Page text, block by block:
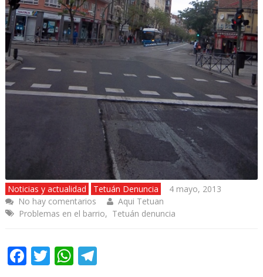
Noticias y actualidad Tetuán Denuncia
4 mayo, 2013
No hay comentarios
Aqui Tetuan
Problemas en el barrio, Tetuán denuncia
Facebook
Twitter
WhatsApp
Telegram